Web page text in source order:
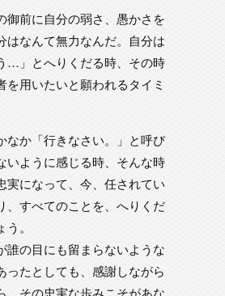
御前に自分の弱さ、愚かさを
はなんて無力なんだ。自分は
…」とへりくだる時、その時
を用いたいと願われるタイミ
なか「行きなさい。」と呼び
いように感じる時、そんな時
実になって、今、任されてい
、すべてのことを、へりくだ
。
誰の目にも留まらないような
ったとしても、感謝しながら
、その忠実な歩みこそがあな